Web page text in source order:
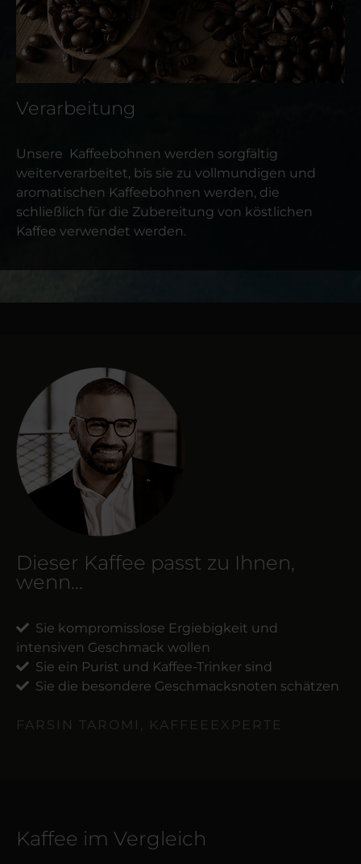
Verarbeitung
Unsere Kaffeebohnen werden sorgfältig
weiterverarbeitet, bis sie zu vollmundigen und
aromatischen Kaffeebohnen werden, die
schließlich für die Zubereitung von köstlichen
Kaffee verwendet werden.
Dieser Kaffee passt zu Ihnen,
wenn...
Sie kompromisslose Ergiebigkeit und
intensiven Geschmack wollen
Sie ein Purist und Kaffee-Trinker sind
Sie die besondere Geschmacksnoten schätzen
FARSIN TAROMI, KAFFEEEXPERTE
Kaffee im Vergleich